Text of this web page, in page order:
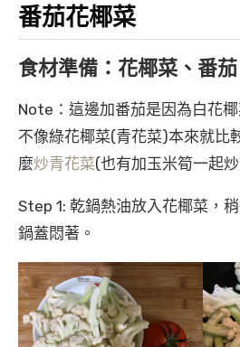
番茄花椰菜
食材準備：花椰菜、番茄
Note：這邊加番茄是因為白花椰
不像綠花椰菜(青花菜)本來就比
麼炒青花菜(也有加玉米筍一起
Step 1: 乾鍋熱油放入花椰菜，
鍋蓋悶著。